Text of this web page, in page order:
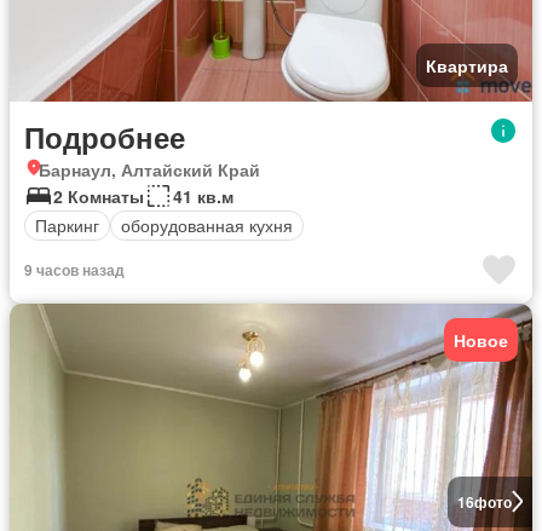
Квартира
Подробнее
Барнаул, Алтайский Край
2 Комнаты
41 кв.м
Паркинг
оборудованная кухня
9 часов назад
16фото
Новое